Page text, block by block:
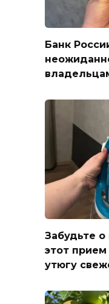
Банк
Забудьте
этот
утюгу